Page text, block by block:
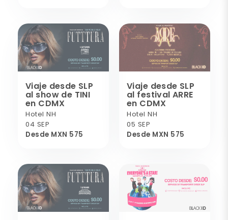
Viaje desde SLP
al show de TINI
en CDMX
Hotel NH
04 SEP
Desde MXN 575
Viaje desde SLP
al festival ARRE
en CDMX
Hotel NH
05 SEP
Desde MXN 575